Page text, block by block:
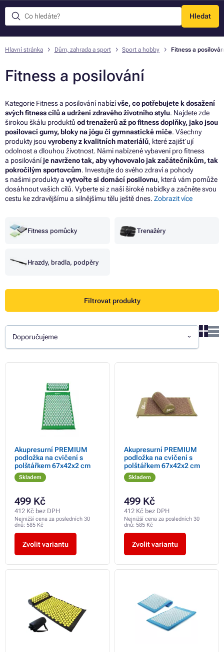
Hledat
Menu
Hlavní stránka Dům, zahrada a sport Sport a hobby Fitness a
Fitness a posilování
Kategorie Fitness a posilování nabízívše, co potřebujete k dosažení
svých fitness cílů a udržení zdravého životního stylu. Najdete zde
širokou škálu produktů od trenažerů až po fitness doplňky, jako jsou
posilovací gumy, bloky na jógu či gymnastické míče. Všechny
produkty jsou vyrobeny z kvalitních materiálů, které zajišťují
odolnost a dlouhou životnost. Námi nabízené vybavení pro fitness
a posilováníje navrženo tak, aby vyhovovalo jak začátečníkům, tak
pokročilým sportovcům. Investujte do svého zdraví a pohody
s našimi produkty a vytvořte si domácí posilovnu, která vám pomůže
dosáhnout vašich cílů. Vyberte si z naší široké nabídky a začněte svou
cestu ke zdravějšímu a silnějšímu tělu ještě dnes. Zobrazit více
Fitness pomůcky Trenažéry
Hrazdy, bradla, podpěry
Filtrovat produkty
Doporučujeme
Akupresurní PREMIUM
podložka na cvičení s
polštářkem 67x42x2 cm
Skladem
499 Kč
412 Kč bez DPH
Nejnižší cena za posledních 30
dnů: 585 Kč
Zvolit variantu
Akupresurní PREMIUM
podložka na cvičení s
polštářkem 67x42x2 cm
Skladem
499 Kč
412 Kč bez DPH
Nejnižší cena za posledních 30
dnů: 585 Kč
Zvolit variantu